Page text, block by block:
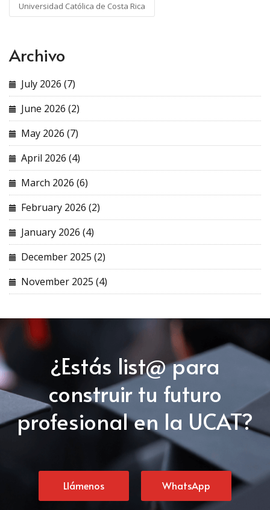
Universidad Católica de Costa Rica
Archivo
July 2026 (7)
June 2026 (2)
May 2026 (7)
April 2026 (4)
March 2026 (6)
February 2026 (2)
January 2026 (4)
December 2025 (2)
November 2025 (4)
¿Estás list@ para
construir tu futuro
profesional en la UCAT?
Llámenos WhatsApp